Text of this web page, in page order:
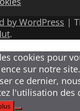
by WordPress |
.
cookies pour
sur notre
ce dernier,
l'utilisation des